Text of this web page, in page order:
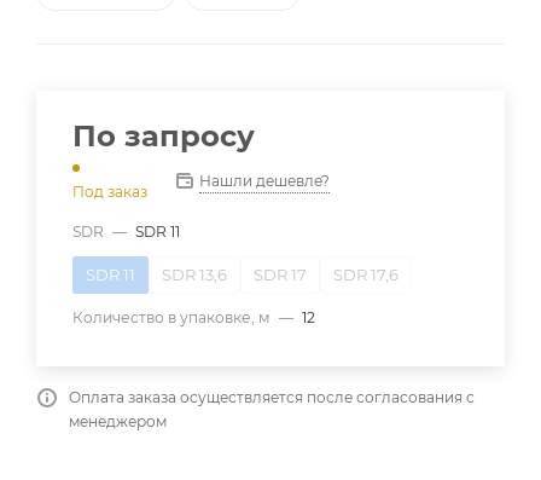
По запросу
Под заказ
Нашли дешевле?
SDR — SDR 11
SDR 11 SDR 13,6 SDR 17 SDR 17,6
Количество в упаковке, м — 12
Оплата заказа осуществляется после согласования с
менеджером